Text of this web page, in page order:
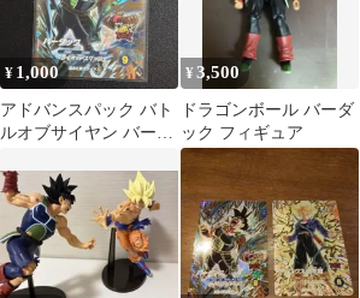
¥ 1,000
アドバンスパック バト
ルオブサイヤン バーダ
¥3,500
ドラゴンボール バーダ
ック フィギュア